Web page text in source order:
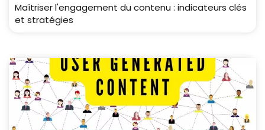
Maîtriser l'engagement du contenu : indicateurs clés
et stratégies